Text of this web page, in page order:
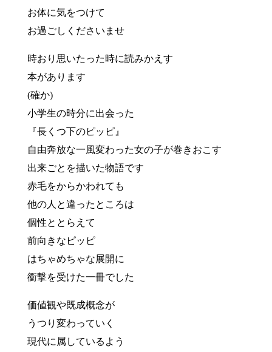
お体に気をつけて
お過ごしくださいませ
時おり思いたった時に読みかえす
本があります
(確か)
小学生の時分に出会った
『長くつ下のピッピ』
自由奔放な一風変わった女の子が巻きおこす
出来ごとを描いた物語です
赤毛をからかわれても
他の人と違ったところは
個性ととらえて
前向きなピッピ
はちゃめちゃな展開に
衝撃を受けた一冊でした
価値観や既成概念が
うつり変わっていく
現代に属しているよう